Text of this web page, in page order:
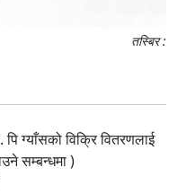
तस्बिर :
पि ग्याँसको विक्रि वितरणलाई
सम्बन्धमा )